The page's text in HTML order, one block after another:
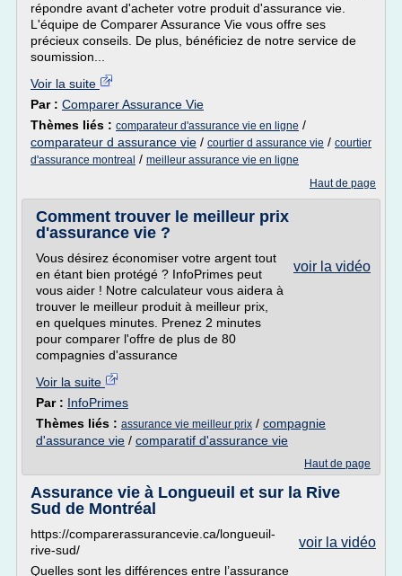
répondre avant d'acheter votre produit d'assurance vie.
L'équipe de Comparer Assurance Vie vous offre ses
précieux conseils. De plus, bénéficiez de notre service de
soumission...
Voir la suite
Par : Comparer Assurance Vie
Thèmes liés : comparateur d'assurance vie en ligne /
comparateur d assurance vie / courtier d assurance vie / courtier
d'assurance montreal / meilleur assurance vie en ligne
Haut de page
Comment trouver le meilleur prix
d'assurance vie ?
voir la vidéo
Vous désirez économiser votre argent tout
en étant bien protégé ? InfoPrimes peut
vous aider ! Notre calculateur vous aidera à
trouver le meilleur produit à meilleur prix,
en quelques minutes. Prenez 2 minutes
pour comparer l'offre de plus de 80
compagnies d'assurance
Voir la suite
Par : InfoPrimes
Thèmes liés : assurance vie meilleur prix / compagnie
d'assurance vie / comparatif d'assurance vie
Haut de page
Assurance vie à Longueuil et sur la Rive
Sud de Montréal
voir la vidéo
https://comparerassurancevie.ca/longueuil-
rive-sud/
Quelles sont les différences entre l’assurance